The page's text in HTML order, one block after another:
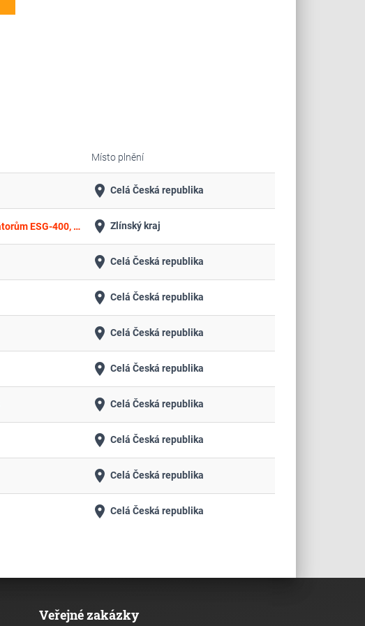
Místo plnění
place Celá Česká republika
Dodávky nástrojů elektrochirurgických, elektrod a souvisejícího spotřebního materiálu – ČÁST II. - ke generátorům ESG-400, USG-400/410 a OR-VAC jednotkám výr. OLYMPUS (II.) place Zlínský kraj
place Celá Česká republika
place Celá Česká republika
place Celá Česká republika
place Celá Česká republika
place Celá Česká republika
place Celá Česká republika
place Celá Česká republika
place Celá Česká republika
Veřejné zakázky